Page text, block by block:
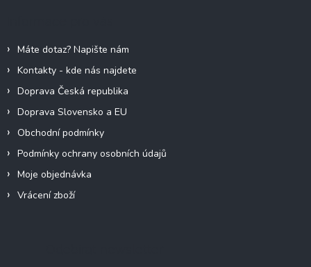
Máte dotaz? Napište nám
Kontakty - kde nás najdete
Doprava Česká republika
Doprava Slovensko a EU
Obchodní podmínky
Podmínky ochrany osobních údajů
Moje objednávka
Vrácení zboží